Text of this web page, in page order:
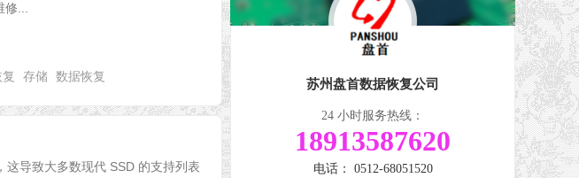
...
存储 数据恢复
这导致大多数现代 SSD 的支持列表
苏州盘首数据恢复公司
24 小时服务热线：
18913587620
电话： 0512-68051520